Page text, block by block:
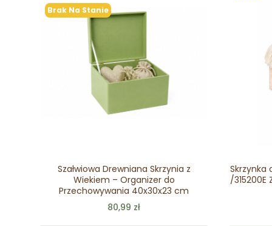
Brak Na Stanie
Szałwiowa Drewniana Skrzynia z
Wiekiem – Organizer do
Przechowywania 40x30x23 cm
80,99 zł
Skrzynka
/